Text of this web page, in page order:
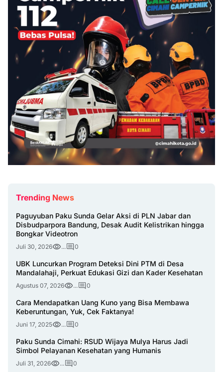
Trending News
Paguyuban Paku Sunda Gelar Aksi di PLN Jabar dan
Disbudparpora Bandung, Desak Audit Kelistrikan hingga
Bongkar Videotron
Juli 30, 2026 ... 0
UBK Luncurkan Program Deteksi Dini PTM di Desa
Mandalahaji, Perkuat Edukasi Gizi dan Kader Kesehatan
Agustus 07, 2026 ... 0
Cara Mendapatkan Uang Kuno yang Bisa Membawa
Keberuntungan, Yuk, Cek Faktanya!
Juni 17, 2025 ... 0
Paku Sunda Cimahi: RSUD Wijaya Mulya Harus Jadi
Simbol Pelayanan Kesehatan yang Humanis
Juli 31, 2026 ... 0